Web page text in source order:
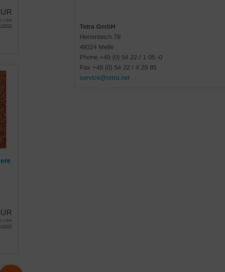
Tetra GmbH
Herrenteich 78
49324 Melle
Phone +49 (0) 54 22 / 1 05 -0
Fax +49 (0) 54 22 / 4 29 85
service@tetra.net
Liter
Liter